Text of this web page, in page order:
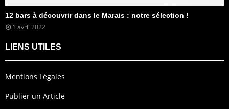
12 bars à découvrir dans le Marais : notre sélection !
1 avril 2022
LIENS UTILES
Mentions Légales
Publier un Article